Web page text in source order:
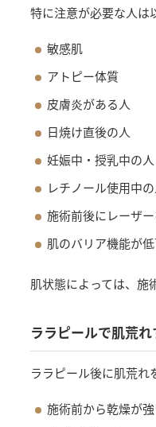
特に注意が必要な人は
敏感肌
アトピー体質
皮膚炎がある人
日焼け直後の人
妊娠中・授乳中の人
レチノール使用中
施術前後にレーザ
肌のバリア機能が
肌状態によっては、施
ララピールで肌荒
ララピール後に肌荒れ
施術前から乾燥が